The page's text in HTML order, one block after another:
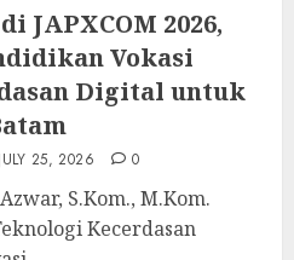
JAPXCOM 2026,
Vokasi
Digital untuk
JULY 25, 2026 0
S.Kom., M.Kom.
Kecerdasan